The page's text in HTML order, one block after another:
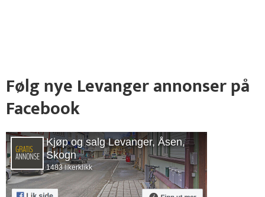
Følg nye Levanger annonser på
Facebook
Kjøp og salg Levanger, Åsen,
Skogn
1483 likerklikk